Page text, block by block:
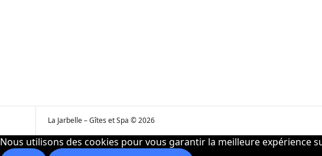
La Jarbelle – Gîtes et Spa © 2026
Nous utilisons des cookies pour vous garantir la meilleure expérience